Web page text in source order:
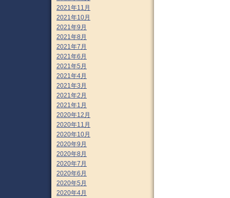
2021年11月
2021年10月
2021年9月
2021年8月
2021年7月
2021年6月
2021年5月
2021年4月
2021年3月
2021年2月
2021年1月
2020年12月
2020年11月
2020年10月
2020年9月
2020年8月
2020年7月
2020年6月
2020年5月
2020年4月